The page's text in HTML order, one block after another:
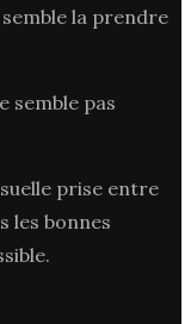
la prendre
semble pas
prise entre
les bonnes